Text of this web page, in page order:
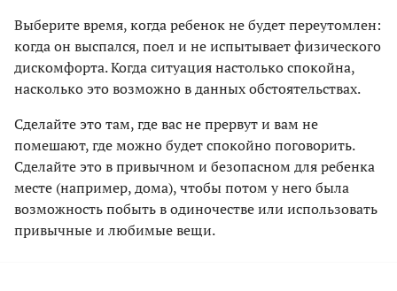
Выберите время, когда ребенок не будет переутомлен:
когда он выспался, поел и не испытывает физического
дискомфорта. Когда ситуация настолько спокойна,
насколько это возможно в данных обстоятельствах.
Сделайте это там, где вас не прервут и вам не
помешают, где можно будет спокойно поговорить.
Сделайте это в привычном и безопасном для ребенка
месте (например, дома), чтобы потом у него была
возможность побыть в одиночестве или использовать
привычные и любимые вещи.